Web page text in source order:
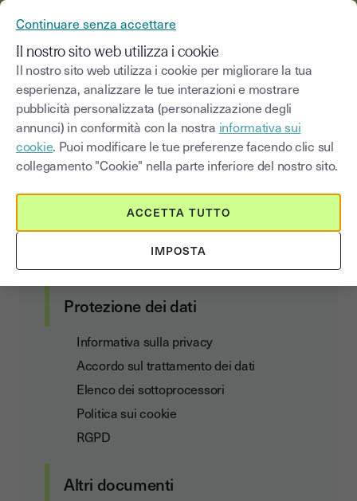
Definizioni
Condizioni generali di utilizzo e di
abbonamento
Data Act Addendum
Protezione dei dati
Informativa sulla privacy
Accordo sul trattamento dei dati
Elenco dei sottoprocessori
Politica sui cookie
RGPD
Altri documenti
Continuare senza accettare
Il nostro sito web utilizza i cookie
Il nostro sito web utilizza i cookie per migliorare la tua
esperienza, analizzare le tue interazioni e mostrare
pubblicità personalizzata (personalizzazione degli
annunci) in conformità con la nostra informativa sui
cookie. Puoi modificare le tue preferenze facendo clic sul
collegamento "Cookie" nella parte inferiore del nostro sito.
IMPOSTA
ACCETTA TUTTO